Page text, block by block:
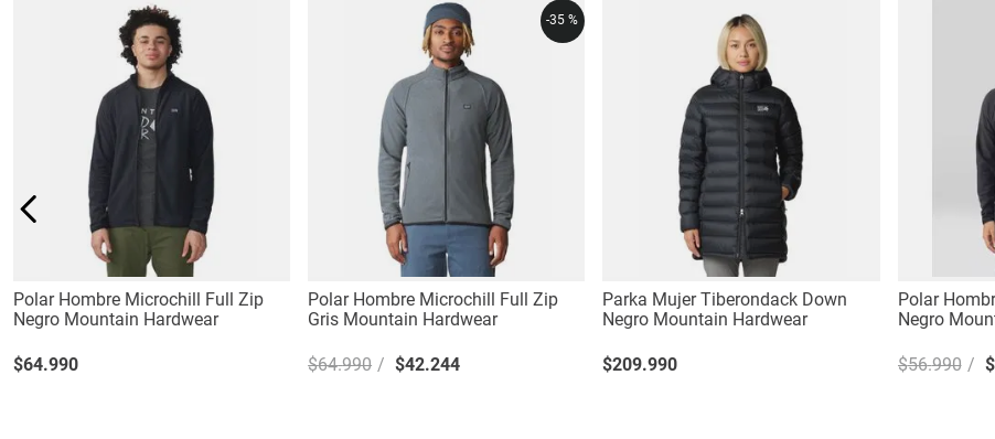
Polar Hombre Microchill Full Zip
Negro Mountain Hardwear
$64.990
-35 %
Polar Hombre Microchill Full Zip
Gris Mountain Hardwear
$64.990 $42.244
Parka Mujer Tiberondack Down
Negro Mountain Hardwear
$209.990
Polar
Negro
$56.990 $